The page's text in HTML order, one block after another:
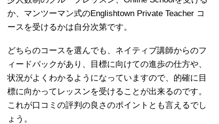
か、マンツーマン式のEnglishtown Private Teacher コ
ースを受けるかは自分次第です。
どちらのコースを選んでも、ネイティブ講師からのフ
ィードバックがあり、目標に向けての進歩の仕方や、
状況がよくわかるようになっていますので、的確に目
標に向かってレッスンを受けることが出来るのです。
これが口コミの評判の良さのポイントとも言えるでし
ょう。